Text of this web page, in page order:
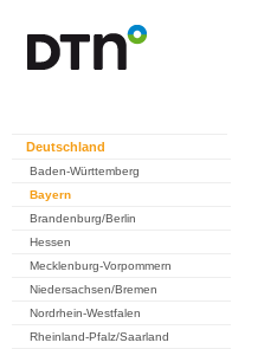
Deutschland
Baden-Württemberg
Bayern
Brandenburg/Berlin
Hessen
Mecklenburg-Vorpommern
Niedersachsen/Bremen
Nordrhein-Westfalen
Rheinland-Pfalz/Saarland